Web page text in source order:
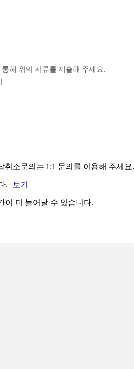
해 위의 서류를 제출해 주세요.
소문의는 1:1 문의를 이용해 주세요.
. 보기
이 더 늘어날 수 있습니다.